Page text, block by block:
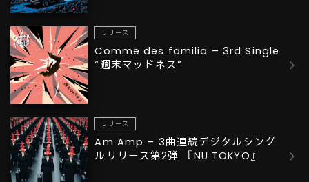
リリース
Comme des familia – 3rd Single
“週末マッドネス”
リリース
Am Amp – 3曲連続デジタルシング
ルリリース第2弾 『NU TOKYO』